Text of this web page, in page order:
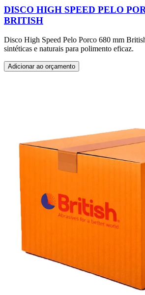
DISCO HIGH SPEED PELO
BRITISH
Disco High Speed Pelo Porco 680 mm
sintéticas e naturais para polimento eficaz.
Adicionar ao orçamento